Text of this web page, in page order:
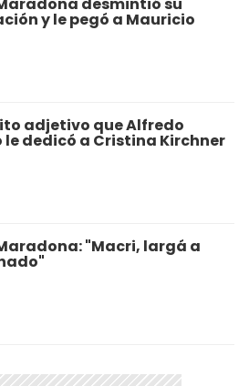
y le pegó a Mauricio
adjetivo que Alfredo
le dedicó a Cristina Kirchner
"Macri, largá a